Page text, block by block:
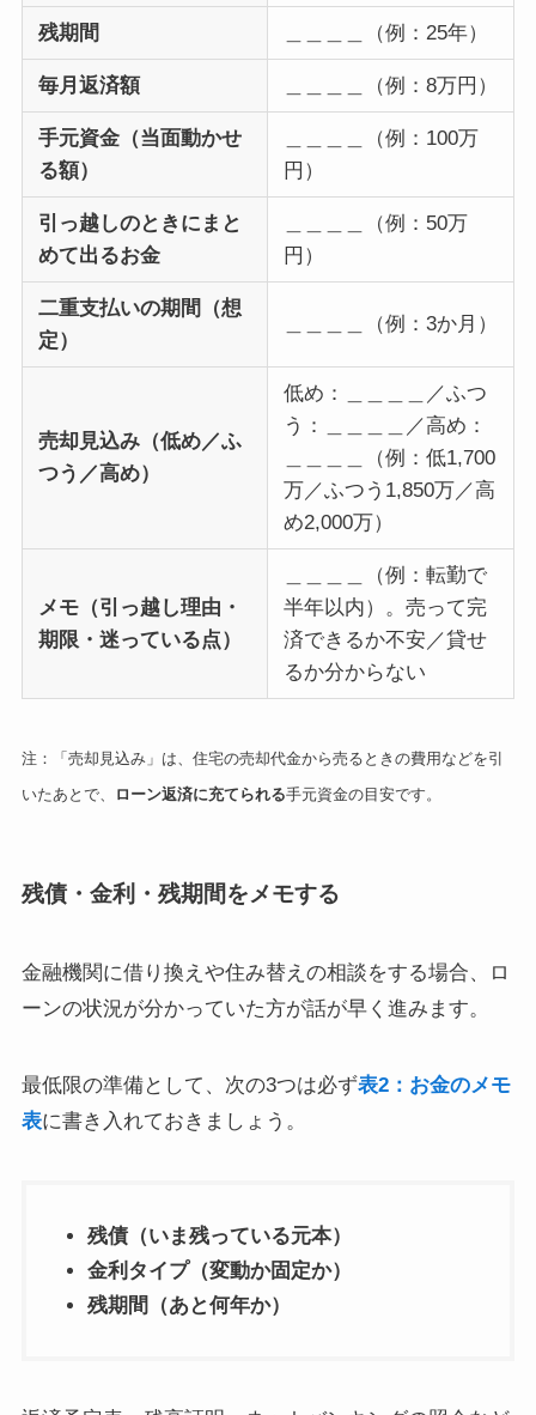
残期間 ＿＿＿＿（例：25年）
毎月返済額 ＿＿＿＿（例：8万円）
手元資金（当面動かせ
る額）
＿＿＿＿（例：100万
円）
引っ越しのときにまと
めて出るお金
＿＿＿＿（例：50万
円）
二重支払いの期間（想
定）
＿＿＿＿（例：3か月）
売却見込み（低め／ふ
つう／高め）
低め：＿＿＿＿／ふつ
う：＿＿＿＿／高め：
＿＿＿＿（例：低1,700
万／ふつう1,850万／高
め2,000万）
メモ（引っ越し理由・
期限・迷っている点）
＿＿＿＿（例：転勤で
半年以内）。売って完
済できるか不安／貸せ
るか分からない
注：「売却見込み」は、住宅の売却代金から売るときの費用などを引
いたあとで、
ローン返済に充てられる手元資金の目安です。
残債・金利・残期間をメモする
金融機関に借り換えや住み替えの相談をする場合、ロ
ーンの状況が分かっていた方が話が早く進みます。
最低限の準備として、次の3つは必ず表2：お金のメモ
表に書き入れておきましょう。
残債（いま残っている元本）
金利タイプ（変動か固定か）
残期間（あと何年か）